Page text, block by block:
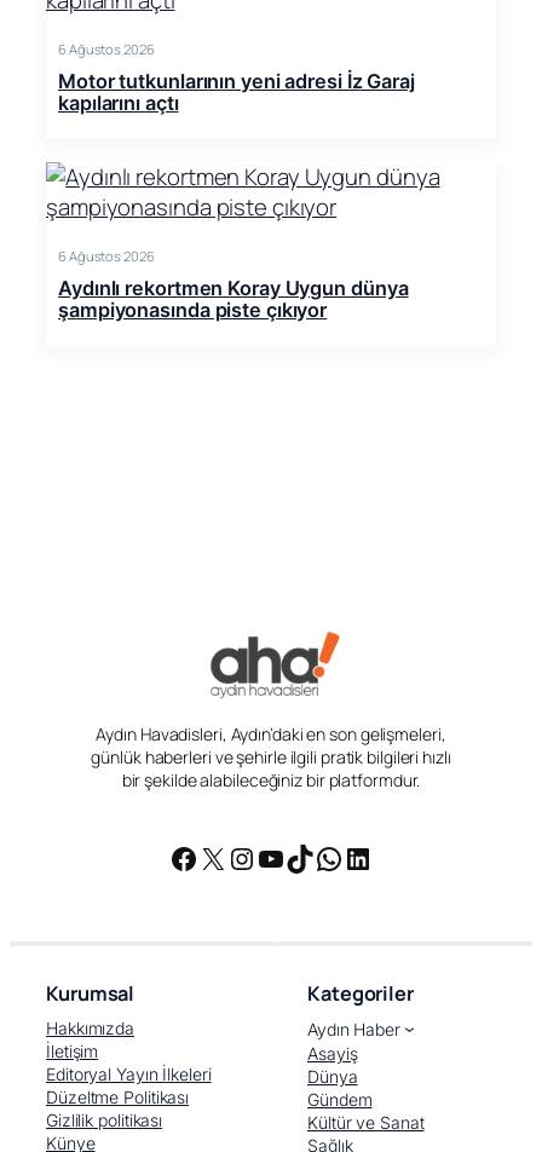
6 Ağustos 2026
Motor tutkunlarının yeni adresi İz Garaj
kapılarını açtı
6 Ağustos 2026
Aydınlı rekortmen Koray Uygun dünya
şampiyonasında piste çıkıyor
Aydın Havadisleri, Aydın’daki en son gelişmeleri,
günlük haberleri ve şehirle ilgili pratik bilgileri hızlı
bir şekilde alabileceğiniz bir platformdur.
Facebook
X Instagram
YouTube
TikTok
WhatsApp
LinkedIn
Kurumsal
Hakkımızda
İletişim
Editoryal Yayın İlkeleri
Düzeltme Politikası
Gizlilik politikası
Künye
Kategoriler
Aydın Haber
Asayiş
Dünya
Gündem
Kültür ve Sanat
Sağlık